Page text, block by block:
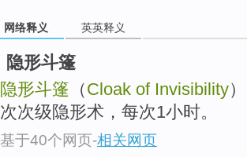
网络释义 英英释义
隐形斗篷
隐形斗篷 （Cloak of Invisibility
次次级隐形术，每次1小时。
基于40个网页-相关网页